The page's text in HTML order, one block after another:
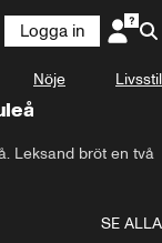
Logga in
Nöje Livsstil
Leksand bröt en två
SE ALLA